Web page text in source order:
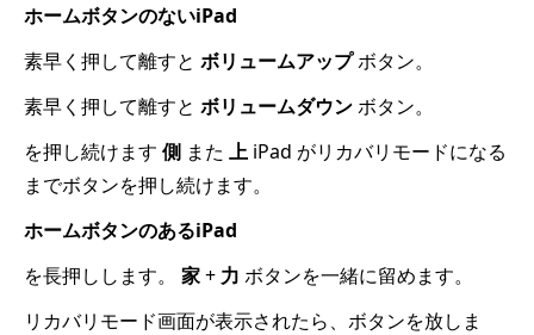
ホームボタンのないiPad
素早く押して離すと ボリュームアップボタン。
素早く押して離すと ボリュームダウンボタン。
を押し続けます 側 また 上 iPad がリカバリモードになる
までボタンを押し続けます。
ホームボタンのあるiPad
を長押しします。 家+ 力 ボタンを一緒に留めます。
リカバリモード画面が表示されたら、ボタンを放しま